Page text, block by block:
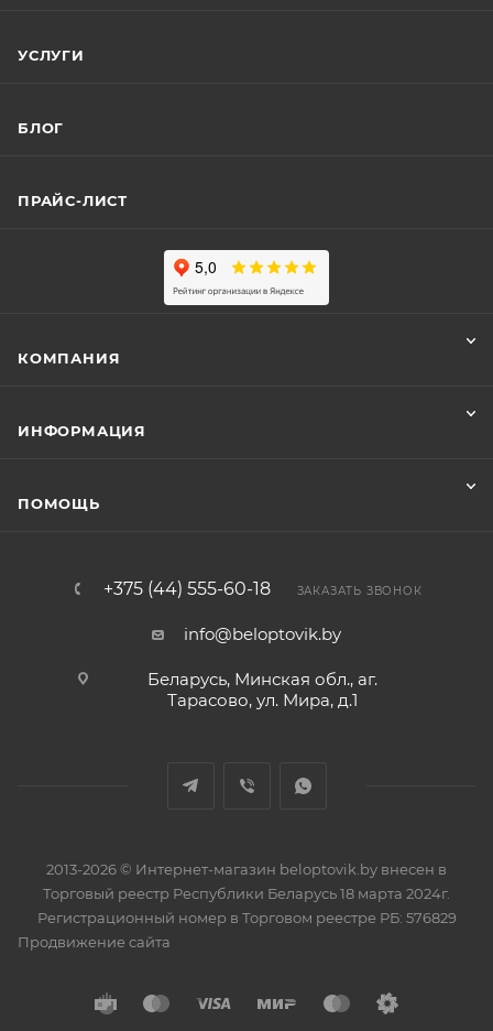
УСЛУГИ
БЛОГ
ПРАЙС-ЛИСТ
КОМПАНИЯ
ИНФОРМАЦИЯ
ПОМОЩЬ
+375 (44) 555-60-18 ЗАКАЗАТЬ ЗВОНОК
info@beloptovik.by
Беларусь, Минская обл., аг.
Тарасово, ул. Мира, д.1
2013-2026 © Интернет-магазин beloptovik.by внесен в
Торговый реестр Республики Беларусь 18 марта 2024г.
Регистрационный номер в Торговом реестре РБ: 576829
Продвижение сайта